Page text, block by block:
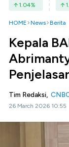
1.04%
HOME News Berita
Kepala
Tim Redaksi,
26 March 2026 10:55